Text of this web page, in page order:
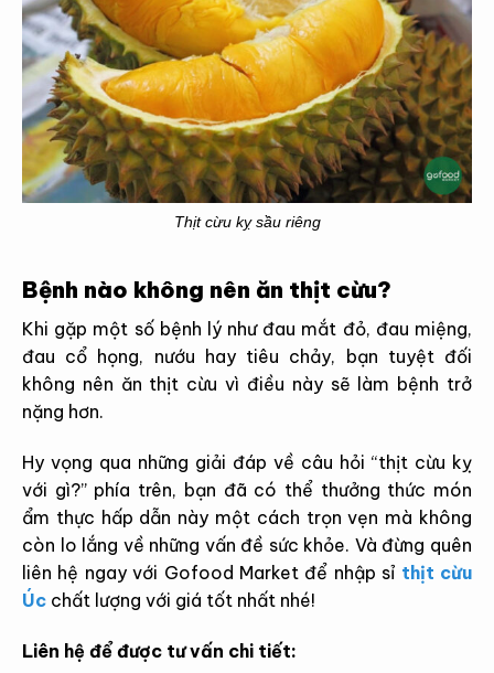
Thịt cừu kỵ sầu riêng
Bệnh nào không nên ăn thịt cừu?
Khi gặp một số bệnh lý như đau mắt đỏ, đau miệng,
đau cổ họng, nướu hay tiêu chảy, bạn tuyệt đối
không nên ăn thịt cừu vì điều này sẽ làm bệnh trở
nặng hơn.
Hy vọng qua những giải đáp về câu hỏi “thịt cừu kỵ
với gì?” phía trên, bạn đã có thể thưởng thức món
ẩm thực hấp dẫn này một cách trọn vẹn mà không
còn lo lắng về những vấn đề sức khỏe. Và đừng quên
liên hệ ngay với Gofood Market để nhập sỉ thịt cừu
Úc chất lượng với giá tốt nhất nhé!
Liên hệ để được tư vấn chi tiết: